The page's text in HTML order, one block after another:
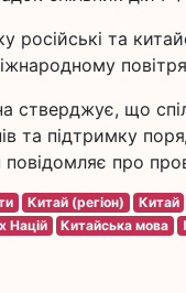
російські та
стверджує, що
та підтримку
про
Китай (регіон) Китай
Націй
Китайська мова